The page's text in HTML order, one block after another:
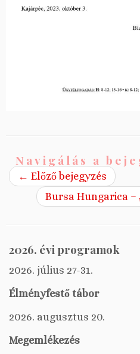
Navigálás a
← Előző bejegyzés
Bursa Hungarica
2026. évi programok
2026. július 27-31.
Élményfestő tábor
2026. augusztus 20.
Megemlékezés